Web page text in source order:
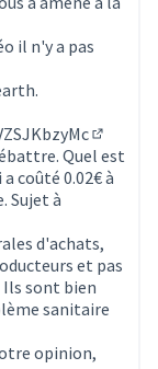
il n'y a pas
(Lien
Quel est
coûté 0.02€ à
Sujet à
d'achats,
et pas
sont bien
sanitaire
opinion,